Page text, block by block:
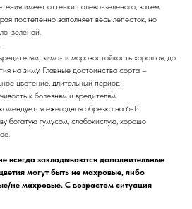
имеет оттенки палево-зеленого, затем
постепенно заполняет весь лепесток, но
зеленой.
зимо- и морозостойкость хорошая, до
на зиму. Главные достоинства сорта –
цветение, длительный период
к болезням и вредителям.
ежегодная обрезка на 6-8
богатую гумусом, слабокислую, хорошо
всегда закладываются дополнительные
могут быть не махровые, либо
не махровые. С возрастом ситуация